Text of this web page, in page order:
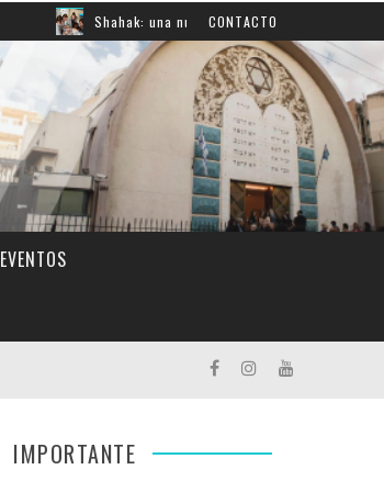
Shahak: una nueva jornada para reflexionar sobre la
CONTACTO
EVENTOS
IMPORTANTE